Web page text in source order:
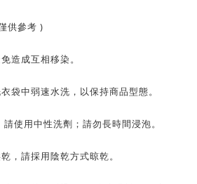
供參考 )
造成互相移染。
袋中弱速水洗，以保持商品型態。
使用中性洗劑；請勿長時間浸泡。
，請採用陰乾方式晾乾。